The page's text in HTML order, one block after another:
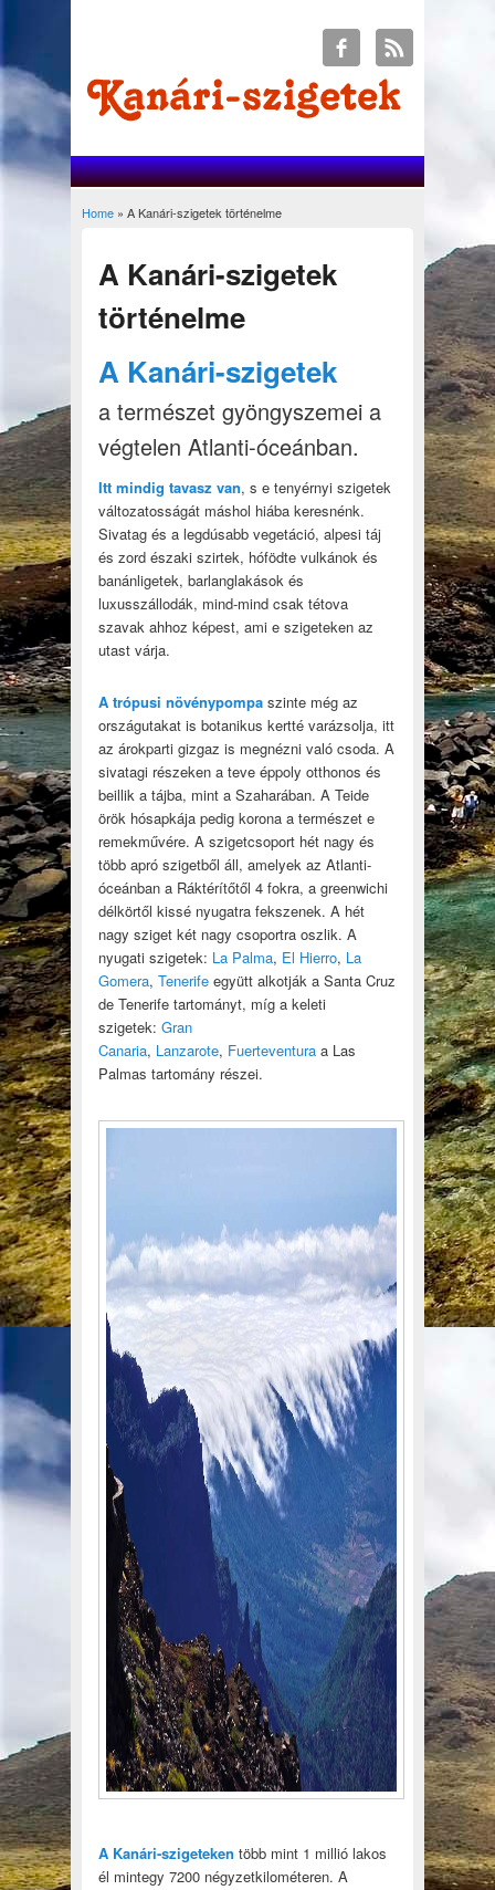
You are here
Home» A Kanári-szigetek történelme
A Kanári-szigetek
történelme
A Kanári-szigetek
a természet gyöngyszemei a
végtelen Atlanti-óceánban.
Itt mindig tavasz van, s e tenyérnyi szigetek
változatosságát máshol hiába keresnénk.
Sivatag és a legdúsabb vegetáció, alpesi táj
és zord északi szirtek, hófödte vulkánok és
banánligetek, barlanglakások és
luxusszállodák, mind-mind csak tétova
szavak ahhoz képest, ami e szigeteken az
utast várja.
A trópusi növénypompaszinte még az
országutakat is botanikus kertté varázsolja, itt
az árokparti gizgaz is megnézni való csoda. A
sivatagi részeken a teve éppoly otthonos és
beillik a tájba, mint a Szaharában. A Teide
örök hósapkája pedig korona a természet e
remekművére. A szigetcsoport hét nagy és
több apró szigetből áll, amelyek az Atlanti-
óceánban a Ráktérítőtől 4 fokra, a greenwichi
délkörtől kissé nyugatra fekszenek. A hét
nagy sziget két nagy csoportra oszlik. A
nyugati szigetek: La Palma, El Hierro, La
Gomera, Tenerifeegyütt alkotják a Santa Cruz
de Tenerife tartományt, míg a keleti
szigetek: Gran
Canaria, Lanzarote, Fuerteventuraa Las
Palmas tartomány részei.
A Kanári-szigeteken több mint 1 millió lakos
él mintegy 7200 négyzetkilométeren. A